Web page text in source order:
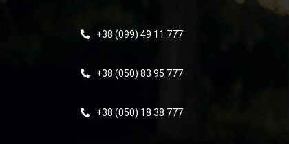
+38 (099) 49 11 777
+38 (050) 83 95 777
+38 (050) 18 38 777